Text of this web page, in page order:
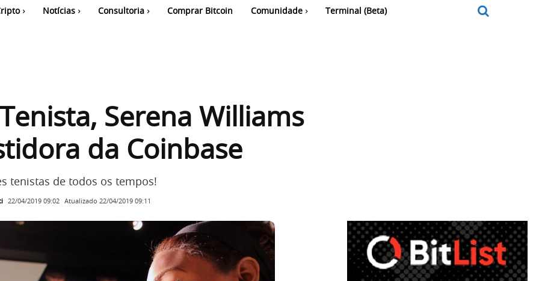
Notícias Consultoria Comprar Bitcoin Comunidade Terminal (Beta)
Serena Williams
da Coinbase
tenistas de todos os tempos!
22/04/2019 09:02 Atualizado 22/04/2019 09:11